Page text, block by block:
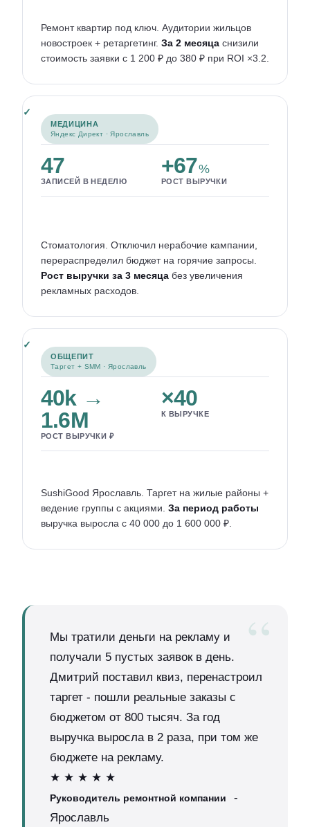
Ремонт квартир под ключ. Аудитории жильцов
новостроек + ретаргетинг. За 2 месяца снизили
стоимость заявки с 1 200 ₽ до 380 ₽ при ROI ×3.2.
МЕДИЦИНА
Яндекс Директ · Ярославль
47
ЗАПИСЕЙ В НЕДЕЛЮ
+67%
РОСТ ВЫРУЧКИ
Стоматология. Отключил нерабочие кампании,
перераспределил бюджет на горячие запросы.
Рост выручки за 3 месяца без увеличения
рекламных расходов.
ОБЩЕПИТ
Таргет + SMM · Ярославль
40k →
1.6M
РОСТ ВЫРУЧКИ ₽
×40
К ВЫРУЧКЕ
SushiGood Ярославль. Таргет на жилые районы +
ведение группы с акциями. За период работы
выручка выросла с 40 000 до 1 600 000 ₽.
Мы тратили деньги на рекламу и
получали 5 пустых заявок в день.
Дмитрий поставил квиз, перенастроил
таргет - пошли реальные заказы с
бюджетом от 800 тысяч. За год
выручка выросла в 2 раза, при том же
бюджете на рекламу.
★ ★ ★ ★ ★
Руководитель ремонтной компании
-
Ярославль